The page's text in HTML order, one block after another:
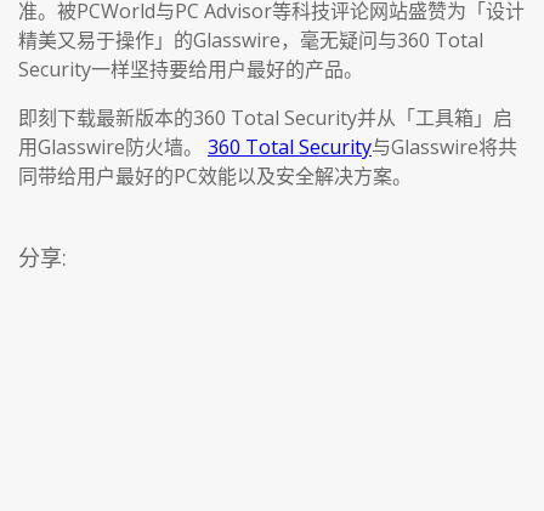
准。被PCWorld与PC Advisor等科技评论网站盛赞为「设计
精美又易于操作」的Glasswire，毫无疑问与360 Total
Security一样坚持要给用户最好的产品。
即刻下载最新版本的360 Total Security并从「工具箱」启
用Glasswire防火墙。 360 Total Security与Glasswire将共
同带给用户最好的PC效能以及安全解决方案。
分享: